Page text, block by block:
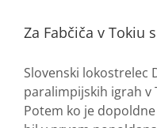
Za Fabčiča v Tokiu
Slovenski lokostrelec
paralimpijskih igrah v
Potem ko je